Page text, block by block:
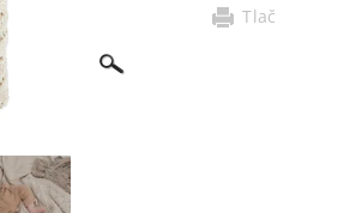
Tlač